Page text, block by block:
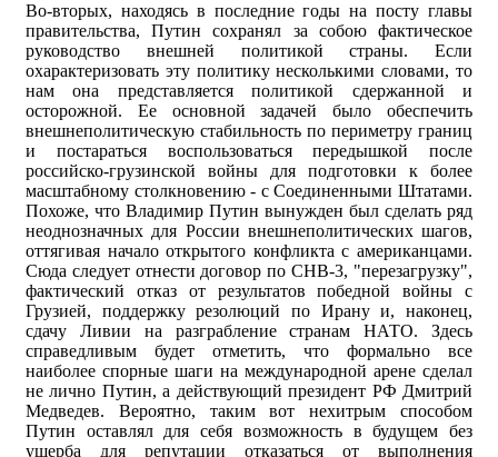
Во-вторых, находясь в последние годы на посту главы
правительства, Путин сохранял за собою фактическое
руководство внешней политикой страны. Если
охарактеризовать эту политику несколькими словами, то
нам она представляется политикой сдержанной и
осторожной. Ее основной задачей было обеспечить
внешнеполитическую стабильность по периметру границ
и постараться воспользоваться передышкой после
российско-грузинской войны для подготовки к более
масштабному столкновению - с Соединенными Штатами.
Похоже, что Владимир Путин вынужден был сделать ряд
неоднозначных для России внешнеполитических шагов,
оттягивая начало открытого конфликта с американцами.
Сюда следует отнести договор по СНВ-3, "перезагрузку",
фактический отказ от результатов победной войны с
Грузией, поддержку резолюций по Ирану и, наконец,
сдачу Ливии на разграбление странам НАТО. Здесь
справедливым будет отметить, что формально все
наиболее спорные шаги на международной арене сделал
не лично Путин, а действующий президент РФ Дмитрий
Медведев. Вероятно, таким вот нехитрым способом
Путин оставлял для себя возможность в будущем без
ущерба для репутации отказаться от выполнения